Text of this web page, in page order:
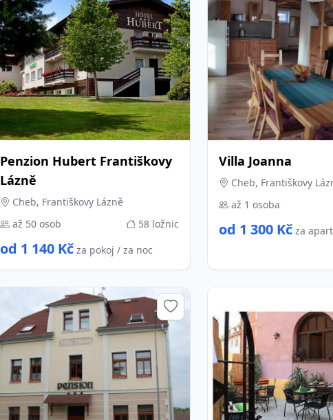
Penzion Hubert Františkovy
Lázně
Cheb, Františkovy Lázně
až 50 osob
58 ložnic
od 1 140 Kč za pokoj / za noc
Villa Joanna
Cheb, Františkovy
až 1 osoba
od 1 300 Kč za